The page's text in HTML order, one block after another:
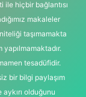
ile hiçbir bağlantısı
makaleler
taşımamakta
tesadüfidir.
bir bilgi paylaşım
olduğunu